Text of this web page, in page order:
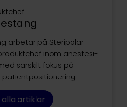
arbetar på Steripolar
inom anestesi-
särskilt fokus på
alla artiklar